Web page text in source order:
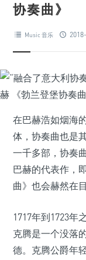
协奏曲》
Music 音乐
在巴赫浩如烟海
体，协奏曲也是
一千多部，协奏
巴赫的代表作，
曲》也会赫然在目
1717年到1723年
克腾是一个没落
德。克腾公爵年